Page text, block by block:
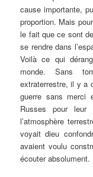
cause importante,
proportion. Mais
le fait que ce sont
se rendre dans
Voilà ce qui
monde. Sans
extraterrestre, il y a
guerre sans
Russes pour
l’atmosphère
voyait dieu
avaient voulu
écouter absolument.